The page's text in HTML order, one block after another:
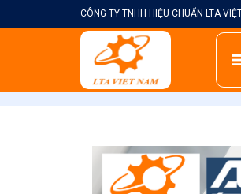
to
CÔNG TY TNHH HIỆU CHUẨN LTA